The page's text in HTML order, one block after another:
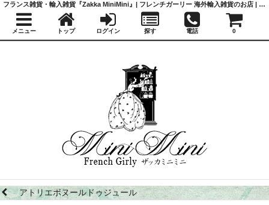
アトリエボヌールドゥジュール
フランス雑貨・輸入雑貨『Zakka MiniMini』| フレンチガーリー 海外輸入雑貨のお店 | かわいい雑貨 | 蚤の市 | アンティーク
メニュー トップ ログイン 探す 電話 0